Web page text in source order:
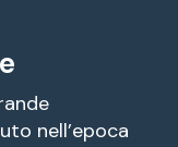
nell’epoca